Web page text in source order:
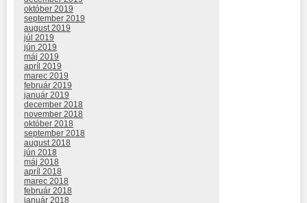
október 2019
september 2019
august 2019
júl 2019
jún 2019
máj 2019
apríl 2019
marec 2019
február 2019
január 2019
december 2018
november 2018
október 2018
september 2018
august 2018
jún 2018
máj 2018
apríl 2018
marec 2018
február 2018
január 2018